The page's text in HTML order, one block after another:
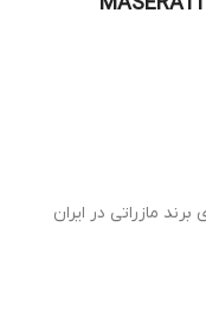
مازراتی در ایران